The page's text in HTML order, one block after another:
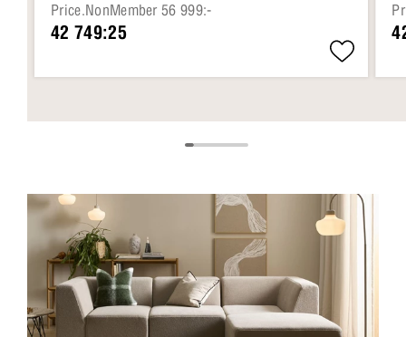
Price.NonMember 56 999:-
42 749:25